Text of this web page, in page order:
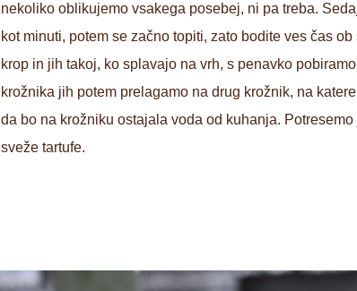
nekoliko oblikujemo vsakega posebej, ni pa treba.
kot minuti, potem se začno topiti, zato bodite ves čas
krop in jih takoj, ko splavajo na vrh, s penavko
krožnika jih potem prelagamo na drug krožnik, na
da bo na krožniku ostajala voda od kuhanja.
sveže tartufe.